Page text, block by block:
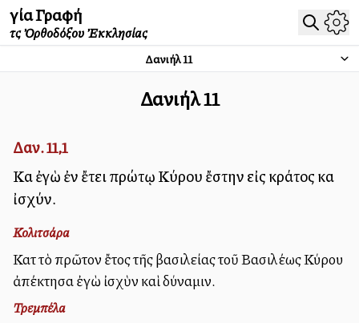
Ἁγία Γραφή
τῆς Ὀρθοδόξου Ἐκκλησίας
Δανιήλ11
Δανιήλ11
Δαν. 11,1
Καὶ ἐγὼ ἐν ἔτει πρώτῳ Κύρου ἔστην εἰς κράτος καὶ
ἰσχύν.
Κολιτσάρα
Κατὰ τὸ πρῶτον ἔτος τῆς βασιλείας τοῦ Βασιλέως Κύρου
ἀπέκτησα ἐγὼ ἰσχὺν καὶ δύναμιν.
Τρεμπέλα